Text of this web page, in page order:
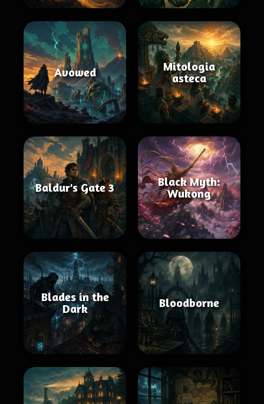
Avowed
Mitologia
asteca
Baldur's Gate 3
Black Myth:
Wukong
Blades in the
Dark
Bloodborne